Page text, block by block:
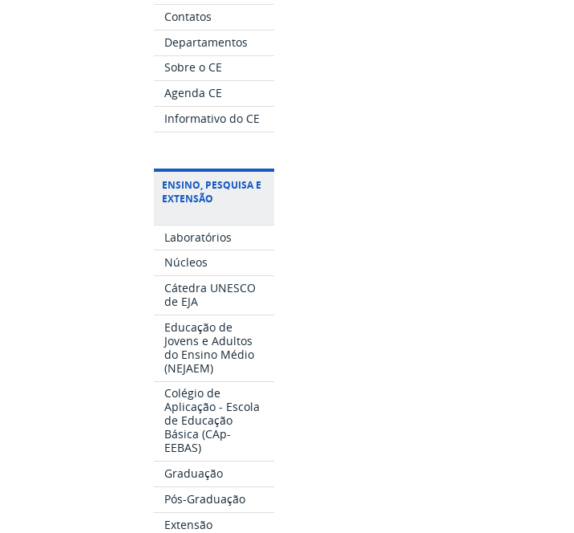
Contatos
Departamentos
Sobre o CE
Agenda CE
Informativo do CE
ENSINO, PESQUISA E
EXTENSÃO
Laboratórios
Núcleos
Cátedra UNESCO
de EJA
Educação de
Jovens e Adultos
do Ensino Médio
(NEJAEM)
Colégio de
Aplicação - Escola
de Educação
Básica (CAp-
EEBAS)
Graduação
Pós-Graduação
Extensão